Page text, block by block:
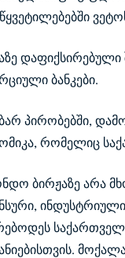
ბანკები.
პირობებში,
რომელიც
ბირჟაზე არა